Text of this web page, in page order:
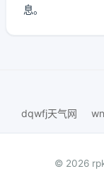
息。
dqwfj天气网
© 2026